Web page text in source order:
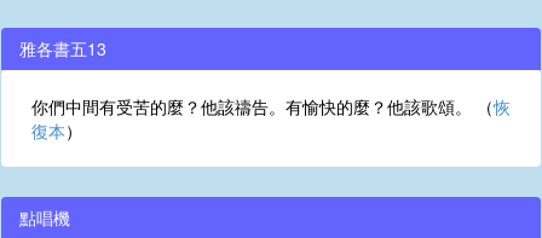
雅各書五13
你們中間有受苦的麼？他該禱告。有愉快的麼？他該歌頌。 （恢
復本）
點唱機